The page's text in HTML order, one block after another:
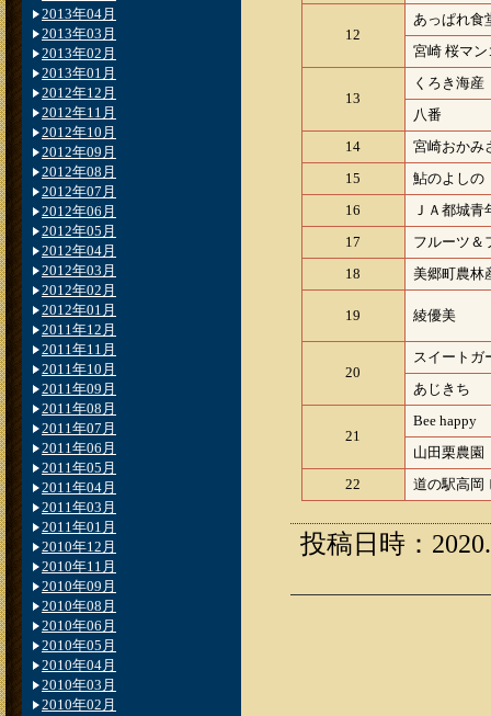
12
あっぱれ食
宮崎 桜マ
13
くろき海産
八番
14
宮崎おかみ
15
鮎のよしの
16
ＪＡ都城
17
フルーツ＆
18
美郷町農林
19 綾優美
20
スイートガ
あじきち
21
Bee happy
山田栗農園
22
道の駅高岡
投稿日時：
2013年04月
2013年03月
2013年02月
2013年01月
2012年12月
2012年11月
2012年10月
2012年09月
2012年08月
2012年07月
2012年06月
2012年05月
2012年04月
2012年03月
2012年02月
2012年01月
2011年12月
2011年11月
2011年10月
2011年09月
2011年08月
2011年07月
2011年06月
2011年05月
2011年04月
2011年03月
2011年01月
2010年12月
2010年11月
2010年09月
2010年08月
2010年06月
2010年05月
2010年04月
2010年03月
2010年02月